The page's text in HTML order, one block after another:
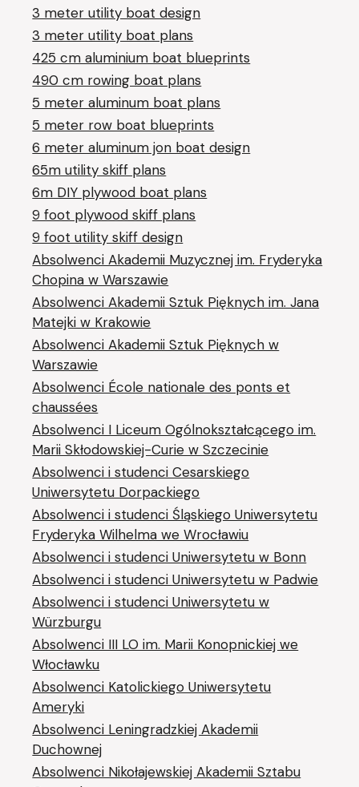
3 meter utility boat design
3 meter utility boat plans
425 cm aluminium boat blueprints
490 cm rowing boat plans
5 meter aluminum boat plans
5 meter row boat blueprints
6 meter aluminum jon boat design
65m utility skiff plans
6m DIY plywood boat plans
9 foot plywood skiff plans
9 foot utility skiff design
Absolwenci Akademii Muzycznej im. Fryderyka
Chopina w Warszawie
Absolwenci Akademii Sztuk Pięknych im. Jana
Matejki w Krakowie
Absolwenci Akademii Sztuk Pięknych w
Warszawie
Absolwenci École nationale des ponts et
chaussées
Absolwenci I Liceum Ogólnokształcącego im.
Marii Skłodowskiej-Curie w Szczecinie
Absolwenci i studenci Cesarskiego
Uniwersytetu Dorpackiego
Absolwenci i studenci Śląskiego Uniwersytetu
Fryderyka Wilhelma we Wrocławiu
Absolwenci i studenci Uniwersytetu w Bonn
Absolwenci i studenci Uniwersytetu w Padwie
Absolwenci i studenci Uniwersytetu w
Würzburgu
Absolwenci III LO im. Marii Konopnickiej we
Włocławku
Absolwenci Katolickiego Uniwersytetu
Ameryki
Absolwenci Leningradzkiej Akademii
Duchownej
Absolwenci Nikołajewskiej Akademii Sztabu